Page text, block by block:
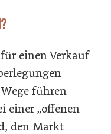
einen Verkauf
führen
einer „offenen
den Markt